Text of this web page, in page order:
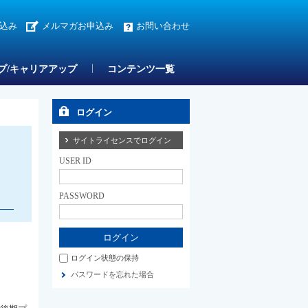
み メルマガお申込み お問い合わせ
/キャリアアップ コンテンツ一覧
ログイン
サイトライセンスでログイン
USER ID
PASSWORD
ログイン状態の保持
パスワードを忘れた場合